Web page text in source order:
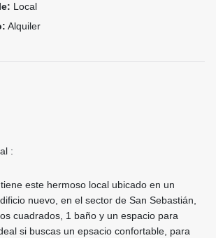
Local
Alquiler
:
este hermoso local ubicado en un
nuevo, en el sector de San Sebastián,
cuadrados, 1 baño y un espacio para
si buscas un epsacio confortable, para